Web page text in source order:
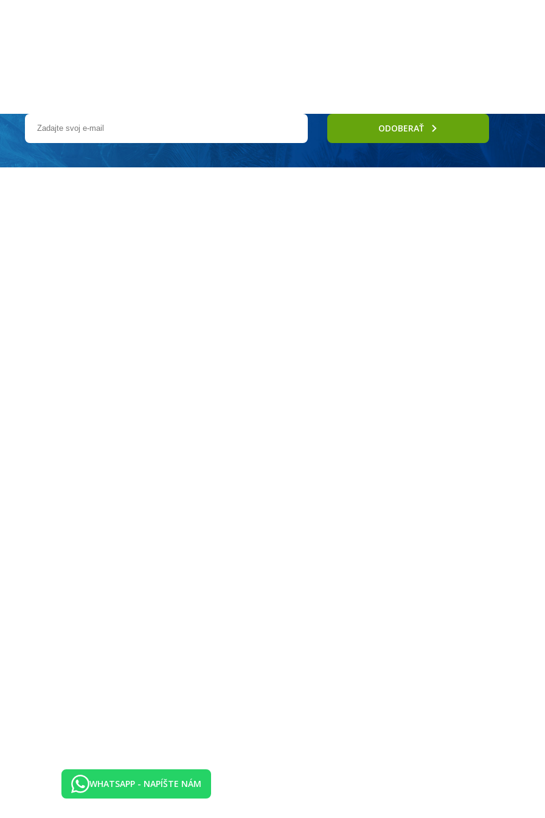
kaviarní a reštaurácií. Odporúčame ho pre všetky vekové kategórie.
a čaj medzi 15:00 a 17:00, miestne alkoholické a nealkoholické nápoje medzi 10:00 a 23:00.
ODOBERAŤ
WHATSAPP - NAPÍŠTE NÁM